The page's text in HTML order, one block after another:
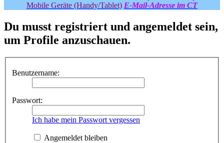
Mobile Geräte (Handy/Tablet) E-Mail-Adresse im CT
Du musst registriert und angemeldet sein,
um Profile anzuschauen.
Benutzername:
Passwort:
Ich habe mein Passwort vergessen
Angemeldet bleiben